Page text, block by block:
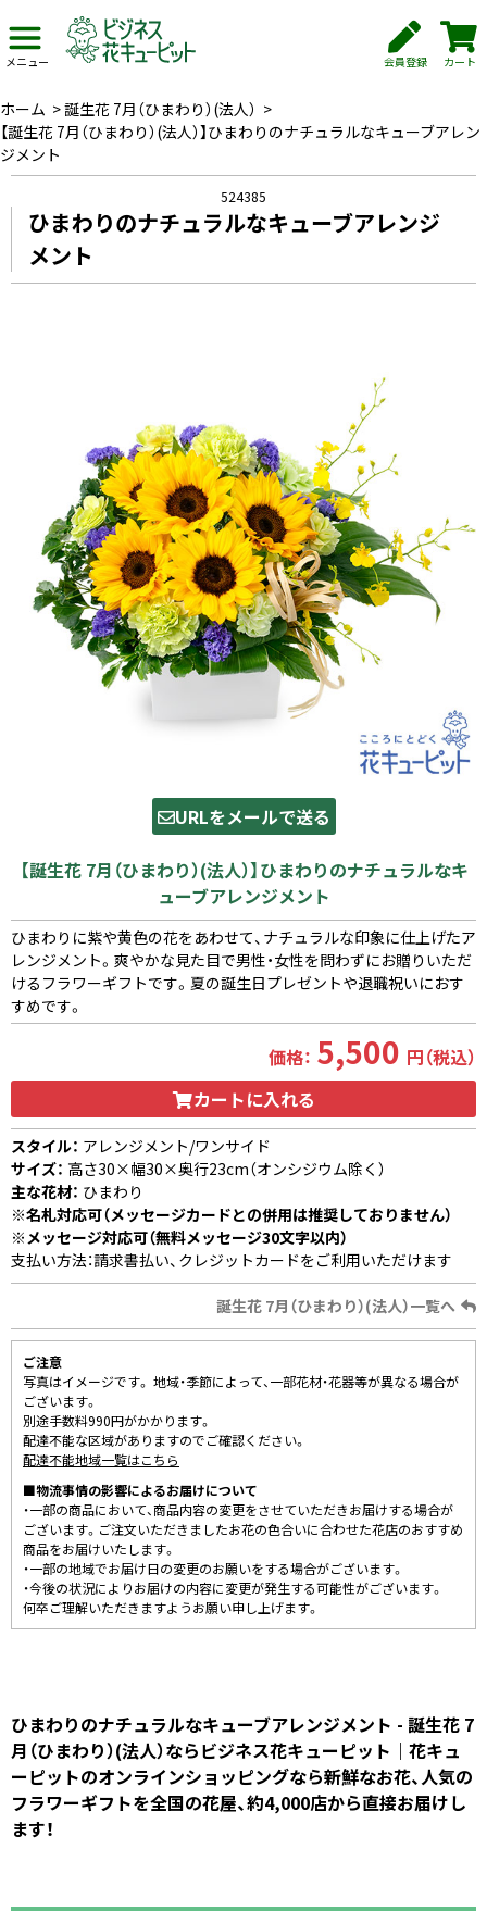
メニュー 会員登録 カート
ホーム >誕生花 7月（ひまわり）(法人） >
【誕生花 7月（ひまわり）(法人）】ひまわりのナチュラルなキューブアレン
ジメント
524385
ひまわりのナチュラルなキューブアレンジ
メント
URLをメールで送る
【誕生花 7月（ひまわり）(法人）】ひまわりのナチュラルなキ
ューブアレンジメント
ひまわりに紫や黄色の花をあわせて、ナチュラルな印象に仕上げたア
レンジメント。爽やかな見た目で男性・女性を問わずにお贈りいただ
けるフラワーギフトです。夏の誕生日プレゼントや退職祝いにおす
すめです。
価格： 5,500 円（税込）
カートに入れる
スタイル： アレンジメント/ワンサイド
サイズ： 高さ30×幅30×奥行23cm（オンシジウム除く）
主な花材： ひまわり
※名札対応可（メッセージカードとの併用は推奨しておりません）
※メッセージ対応可（無料メッセージ30文字以内）
支払い方法：請求書払い、クレジットカードをご利用いただけます
誕生花 7月（ひまわり）(法人）一覧へ
ご注意
写真はイメージです。 地域・季節によって、一部花材・花器等が異なる場合が
ございます。
別途手数料990円がかかります。
配達不能な区域がありますのでご確認ください。
配達不能地域一覧はこちら
■物流事情の影響によるお届けについて
・一部の商品において、商品内容の変更をさせていただきお届けする場合が
ございます。ご注文いただきましたお花の色合いに合わせた花店のおすすめ
商品をお届けいたします。
・一部の地域でお届け日の変更のお願いをする場合がございます。
・今後の状況によりお届けの内容に変更が発生する可能性がございます。
何卒ご理解いただきますようお願い申し上げます。
ひまわりのナチュラルなキューブアレンジメント - 誕生花 7
月（ひまわり）(法人）ならビジネス花キューピット｜花キュ
ーピットのオンラインショッピングなら新鮮なお花、人気の
フラワーギフトを全国の花屋、約4,000店から直接お届けし
ます！